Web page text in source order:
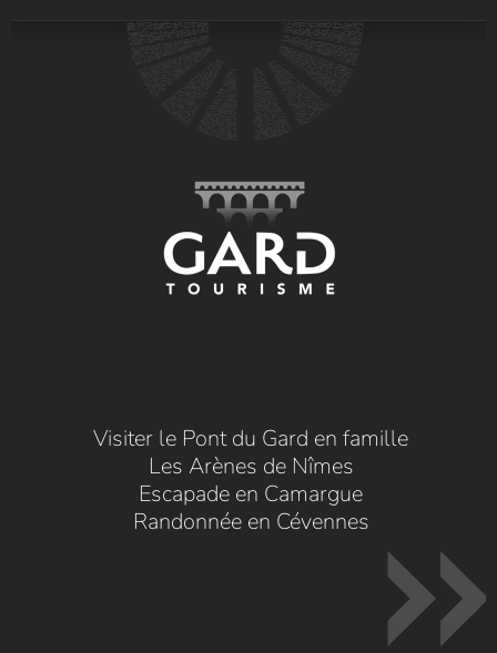
Visiter le Pont du Gard en famille
Les Arènes de Nîmes
Escapade en Camargue
Randonnée en Cévennes